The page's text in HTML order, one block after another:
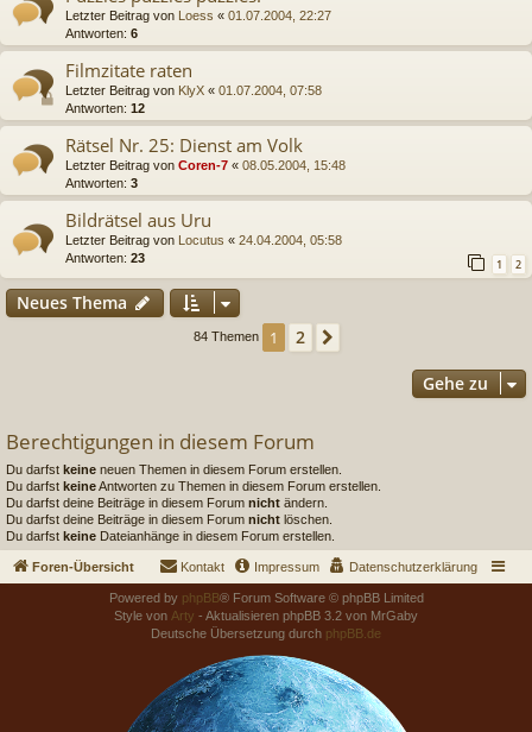
Letzter Beitrag von Loess « 01.07.2004, 22:27
Antworten: 6
Filmzitate raten
Letzter Beitrag von KlyX « 01.07.2004, 07:58
Antworten: 12
Rätsel Nr. 25: Dienst am Volk
Letzter Beitrag von Coren-7 « 08.05.2004, 15:48
Antworten: 3
Bildrätsel aus Uru
Letzter Beitrag von Locutus « 24.04.2004, 05:58
Antworten: 23 1 2
Neues Thema
84 Themen 1 2
Gehe zu
Berechtigungen in diesem Forum
Du darfst keine neuen Themen in diesem Forum erstellen.
Du darfst keineAntworten zu Themen in diesem Forum erstellen.
Du darfst deine Beiträge in diesem Forum nicht ändern.
Du darfst deine Beiträge in diesem Forum nicht löschen.
Du darfst keine Dateianhänge in diesem Forum erstellen.
Foren-Übersicht Datenschutzerklärung
Impressum
Kontakt
Powered by phpBB® Forum Software © phpBB Limited
Style von Arty - Aktualisieren phpBB 3.2 von MrGaby
Deutsche Übersetzung durch phpBB.de